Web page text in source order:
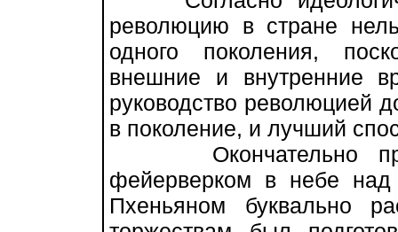
революцию в стране
одного поколения,
внешние и внутренние
руководство революцией
в поколение, и лучший
Окончательно
фейерверком в небе над
Пхеньяном буквально